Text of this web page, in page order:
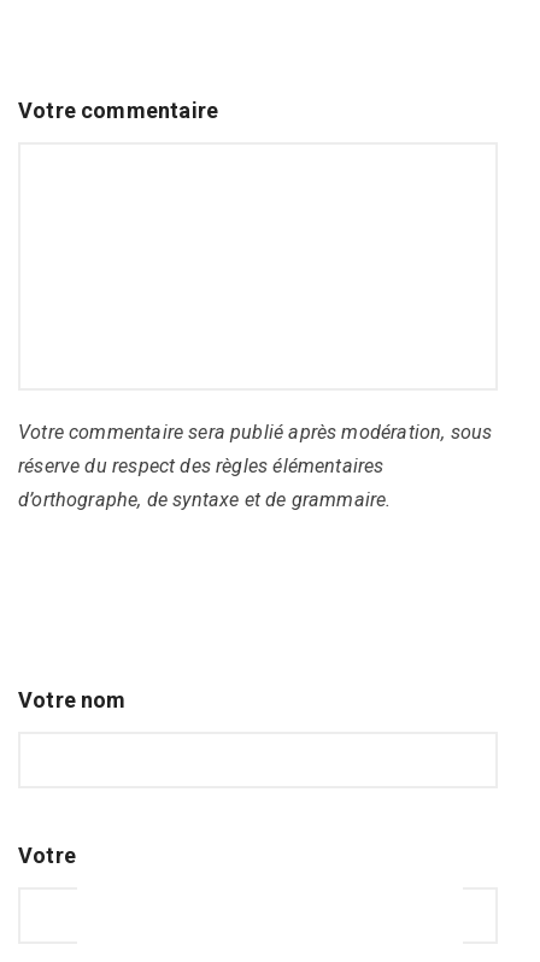
Votre commentaire
Votre commentaire sera publié après modération, sous
réserve du respect des règles élémentaires
d’orthographe, de syntaxe et de grammaire.
Votre nom
Votre e-mail (non publié)